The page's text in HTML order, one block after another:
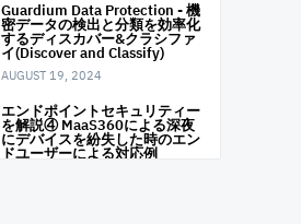
Guardium Data Protection - 機
密データの検出と分類を効率化
するディスカバー&クラシファ
イ(Discover and Classify)
AUGUST 19, 2024
エンドポイントセキュリティー
を解説④ MaaS360による深夜
にデバイスを紛失した時のエン
ドユーザーによる対応例